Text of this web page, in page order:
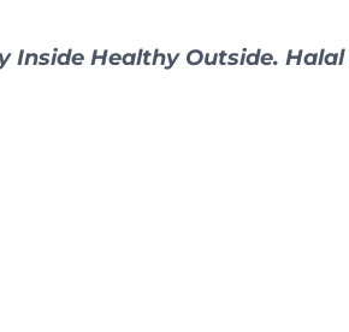
Inside Healthy Outside. Halal